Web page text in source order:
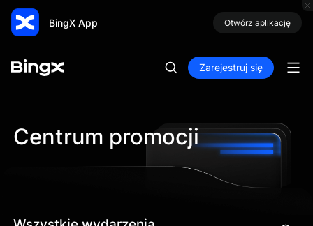
BingX App Otwórz aplikację
Zarejestruj się
Centrum promocji